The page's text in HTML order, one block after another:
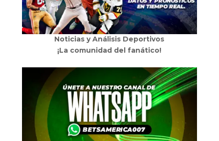
Noticias y Análisis Deportivos
¡La comunidad del fanático!